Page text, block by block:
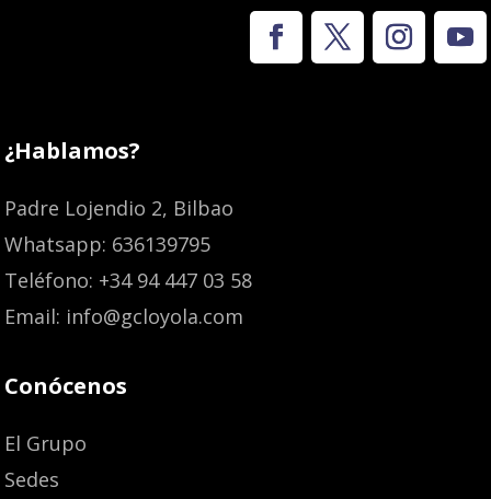
¿Hablamos?
Padre Lojendio 2, Bilbao
Whatsapp: 636139795
Teléfono: +34 94 447 03 58
Email: info@gcloyola.com
Conócenos
El Grupo
Sedes